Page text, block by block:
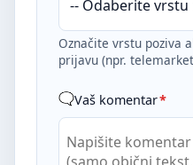
Označite vrstu poziva
prijavu (npr.
Vaš komentar*